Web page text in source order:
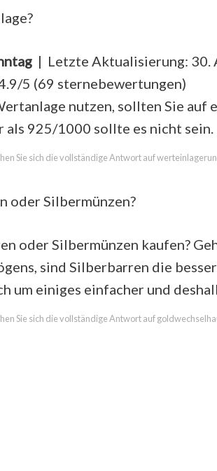
| Letzte Aktualisierung: 30.
5 (69 sternebewertungen)
nutzen, sollten Sie auf
als 925/1000 sollte es nicht sein.
Sie sich die vollständige Antwort auf
oder Silbermünzen?
oder Silbermünzen kaufen?
sind Silberbarren die
um einiges einfacher und
Sie sich die vollständige Antwort auf